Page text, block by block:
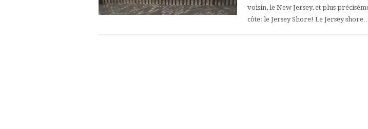
voisin, le New Jersey, et plus
côte: le Jersey Shore! Le Jersey